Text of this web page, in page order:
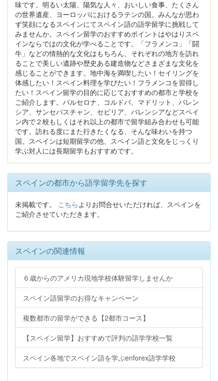
味です。明るい太陽、陽気な人々、おいしい食事、たくさん
の世界遺産、ヨーロッパにおけるラテンの国。みんなが思わ
ず笑顔になるスペインにてスペイン語の語学留学に挑戦して
みませんか。スペイン留学のおすすめポイントはやはりスペ
インならではの文化が学べることです。「フラメンコ」「闘
牛」などの情熱的な文化はもちろん、それぞれの地方を訪れ
ることで美しい遺跡や歴史ある建造物などさまざまな文化を
感じることができます。地中海を満喫したい！セイリングを
体感したい！スペイン料理を学びたい！フラメンコを習得し
たい！スペイン留学の目的に応じておすすめの都市と学校を
ご紹介します。バルセロナ、コルドバ、マドリット、バレン
シア、サンセバスチャン、セビリア、バレンシアなどスペイ
ン内で２校もしくはそれ以上の都市で留学組み合わせも可能
です。訪れる度にまた行きたくなる、そんな味わいを持つ
国。スペインは短期留学の他、スペイン語と文化をじっくり
学ぶ対人には長期留学もおすすめです。
スペインの都市から語学留学先を探す
未掲載です。 こちらよりお問合せいただければ、スペインを
ご紹介させていただきます。
スペインの関連情報
６歳からのアメリカ現地学校体験留学しませんか
スペイン語留学のお得なキャンペーン
複数都市の留学ができる【2都市コース】
【スペイン留学】おすすめで評判の語学学校一覧
スペイン各地でスペイン語を学ぶenforex語学学校